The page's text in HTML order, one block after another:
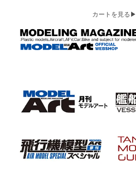
カートを見る▶︎